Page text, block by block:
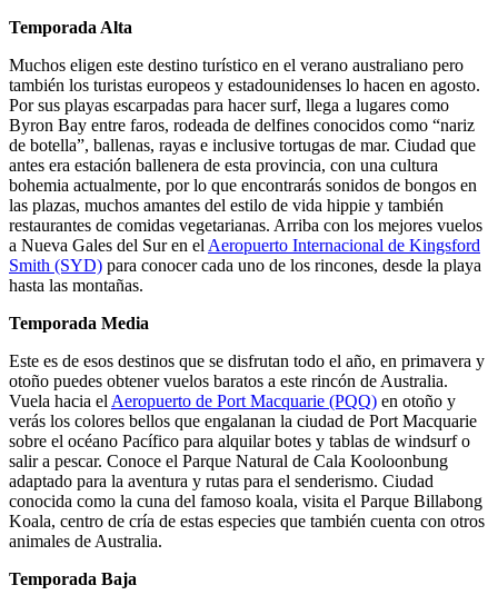
Temporada Alta
Muchos eligen este destino turístico en el verano australiano pero
también los turistas europeos y estadounidenses lo hacen en agosto.
Por sus playas escarpadas para hacer surf, llega a lugares como
Byron Bay entre faros, rodeada de delfines conocidos como “nariz
de botella”, ballenas, rayas e inclusive tortugas de mar. Ciudad que
antes era estación ballenera de esta provincia, con una cultura
bohemia actualmente, por lo que encontrarás sonidos de bongos en
las plazas, muchos amantes del estilo de vida hippie y también
restaurantes de comidas vegetarianas. Arriba con los mejores vuelos
a Nueva Gales del Sur en el Aeropuerto Internacional de Kingsford
Smith (SYD) para conocer cada uno de los rincones, desde la playa
hasta las montañas.
Temporada Media
Este es de esos destinos que se disfrutan todo el año, en primavera y
otoño puedes obtener vuelos baratos a este rincón de Australia.
Vuela hacia el Aeropuerto de Port Macquarie (PQQ) en otoño y
verás los colores bellos que engalanan la ciudad de Port Macquarie
sobre el océano Pacífico para alquilar botes y tablas de windsurf o
salir a pescar. Conoce el Parque Natural de Cala Kooloonbung
adaptado para la aventura y rutas para el senderismo. Ciudad
conocida como la cuna del famoso koala, visita el Parque Billabong
Koala, centro de cría de estas especies que también cuenta con otros
animales de Australia.
Temporada Baja